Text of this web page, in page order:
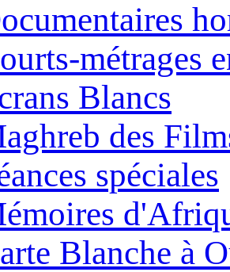
métrages
Blancs
des
spéciales
Blanche à